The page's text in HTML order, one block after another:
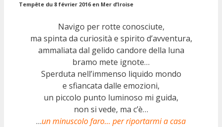
Tempête du 8 février 2016 en Mer d’Iroise
Navigo per rotte conosciute,
ma spinta da curiosità e spirito d’avventura,
ammaliata dal gelido candore della luna
bramo mete ignote…
Sperduta nell’immenso liquido mondo
e sfiancata dalle emozioni,
un piccolo punto luminoso mi guida,
non si vede, ma c’è…
…un minuscolo faro… per riportarmi a casa